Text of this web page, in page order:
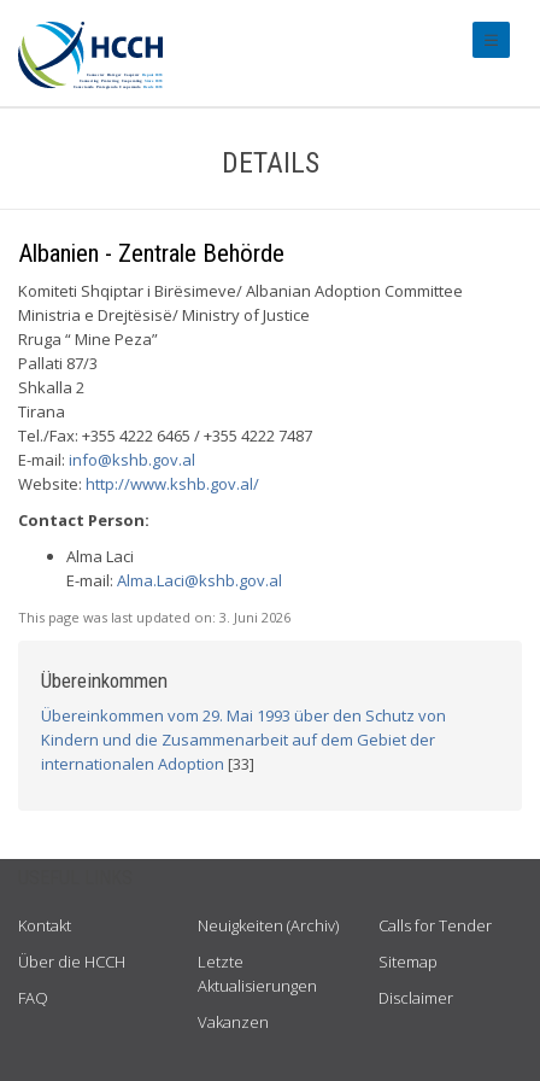
DETAILS
Albanien - Zentrale Behörde
Komiteti Shqiptar i Birësimeve/ Albanian Adoption Committee
Ministria e Drejtësisë/ Ministry of Justice
Rruga “ Mine Peza”
Pallati 87/3
Shkalla 2
Tirana
Tel./Fax: +355 4222 6465 / +355 4222 7487
E-mail: info@kshb.gov.al
Website: http://www.kshb.gov.al/
Contact Person:
Alma Laci
E-mail: Alma.Laci@kshb.gov.al
This page was last updated on: 3. Juni 2026
Übereinkommen
Übereinkommen vom 29. Mai 1993 über den Schutz von
Kindern und die Zusammenarbeit auf dem Gebiet der
internationalen Adoption [33]
Kontakt
Über die HCCH
FAQ
Neuigkeiten (Archiv)
Letzte
Aktualisierungen
Vakanzen
Calls for Tender
Sitemap
Disclaimer